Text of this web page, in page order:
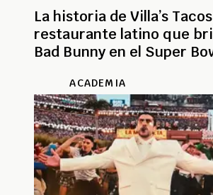
La historia de Villa’s
restaurante latino que
Bad Bunny en el Super
ACADEMIA